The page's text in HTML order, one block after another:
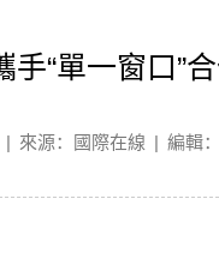
手“單一窗口”
| 來源：國際在線 | 編輯